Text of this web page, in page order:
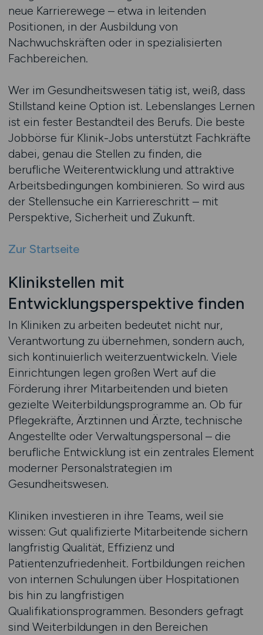
neue Karrierewege – etwa in leitenden
Positionen, in der Ausbildung von
Nachwuchskräften oder in spezialisierten
Fachbereichen.
Wer im Gesundheitswesen tätig ist, weiß, dass
Stillstand keine Option ist. Lebenslanges Lernen
ist ein fester Bestandteil des Berufs. Die beste
Jobbörse für Klinik-Jobs unterstützt Fachkräfte
dabei, genau die Stellen zu finden, die
berufliche Weiterentwicklung und attraktive
Arbeitsbedingungen kombinieren. So wird aus
der Stellensuche ein Karriereschritt – mit
Perspektive, Sicherheit und Zukunft.
Zur Startseite
Klinikstellen mit
Entwicklungsperspektive finden
In Kliniken zu arbeiten bedeutet nicht nur,
Verantwortung zu übernehmen, sondern auch,
sich kontinuierlich weiterzuentwickeln. Viele
Einrichtungen legen großen Wert auf die
Förderung ihrer Mitarbeitenden und bieten
gezielte Weiterbildungsprogramme an. Ob für
Pflegekräfte, Ärztinnen und Ärzte, technische
Angestellte oder Verwaltungspersonal – die
berufliche Entwicklung ist ein zentrales Element
moderner Personalstrategien im
Gesundheitswesen.
Kliniken investieren in ihre Teams, weil sie
wissen: Gut qualifizierte Mitarbeitende sichern
langfristig Qualität, Effizienz und
Patientenzufriedenheit. Fortbildungen reichen
von internen Schulungen über Hospitationen
bis hin zu langfristigen
Qualifikationsprogrammen. Besonders gefragt
sind Weiterbildungen in den Bereichen